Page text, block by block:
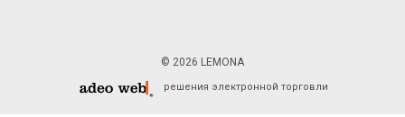
© 2026 LEMONA
решения электронной торговли